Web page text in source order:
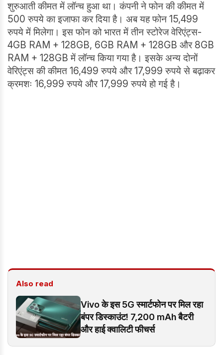
शुरुआती कीमत में लॉन्च हुआ था। कंपनी ने फोन की कीमत में
500 रुपये का इजाफा कर दिया है। अब यह फोन 15,499
रुपये में मिलेगा। इस फोन को भारत में तीन स्टोरेज वेरिएंट्स-
4GB RAM + 128GB, 6GB RAM + 128GB और 8GB
RAM + 128GB में लॉन्च किया गया है। इसके अन्य दोनों
वेरिएंट्स की कीमत 16,499 रुपये और 17,999 रुपये से बढ़ाकर
क्रमशः 16,999 रुपये और 17,999 रुपये हो गई है।
Also read
Vivo के इस 5G स्मार्टफोन पर मिल रहा
बंपर डिस्काउंट! 7,200 mAh बैटरी
और हाई क्वालिटी फीचर्स